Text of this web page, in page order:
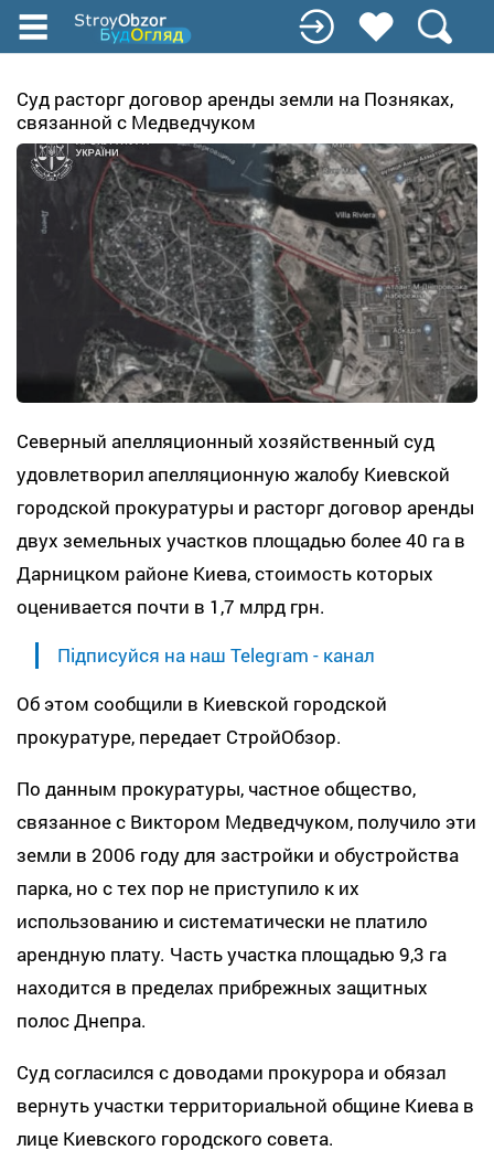
Перейти
содержанию
Суд расторг договор аренды земли на Позняках,
связанной с Медведчуком
Северный апелляционный хозяйственный суд
удовлетворил апелляционную жалобу Киевской
городской прокуратуры и расторг договор аренды
двух земельных участков площадью более 40 га в
Дарницком районе Киева, стоимость которых
оценивается почти в 1,7 млрд грн.
Підписуйся на наш Telegram - канал
Об этом сообщили в Киевской городской
прокуратуре, передает СтройОбзор.
По данным прокуратуры, частное общество,
связанное с Виктором Медведчуком, получило эти
земли в 2006 году для застройки и обустройства
парка, но с тех пор не приступило к их
использованию и систематически не платило
арендную плату. Часть участка площадью 9,3 га
находится в пределах прибрежных защитных
полос Днепра.
Суд согласился с доводами прокурора и обязал
вернуть участки территориальной общине Киева в
лице Киевского городского совета.